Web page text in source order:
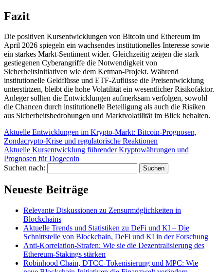
Fazit
Die positiven Kursentwicklungen von Bitcoin und Ethereum im
April 2026 spiegeln ein wachsendes institutionelles Interesse sowie
ein starkes Markt-Sentiment wider. Gleichzeitig zeigen die stark
gestiegenen Cyberangriffe die Notwendigkeit von
Sicherheitsinitiativen wie dem Ketman-Projekt. Während
institutionelle Geldflüsse und ETF-Zuflüsse die Preisentwicklung
unterstützen, bleibt die hohe Volatilität ein wesentlicher Risikofaktor.
Anleger sollten die Entwicklungen aufmerksam verfolgen, sowohl
die Chancen durch institutionelle Beteiligung als auch die Risiken
aus Sicherheitsbedrohungen und Marktvolatilität im Blick behalten.
Aktuelle Entwicklungen im Krypto-Markt: Bitcoin-Prognosen,
Zondacrypto-Krise und regulatorische Reaktionen
Aktuelle Kursentwicklung führender Kryptowährungen und
Prognosen für Dogecoin
Suchen nach:
Neueste Beiträge
Relevante Diskussionen zu Zensurmöglichkeiten in
Blockchains
Aktuelle Trends und Statistiken zu DeFi und KI – Die
Schnittstelle von Blockchain, DeFi und KI in der Forschung
Anti-Korrelation-Strafen: Wie sie die Dezentralisierung des
Ethereum-Stakings stärken
Robinhood Chain, DTCC-Tokenisierung und MPC: Wie